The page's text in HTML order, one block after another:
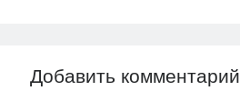
Добавить комментарий